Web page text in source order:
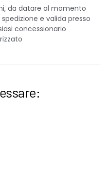
da datare al momento
e valida presso
concessionario